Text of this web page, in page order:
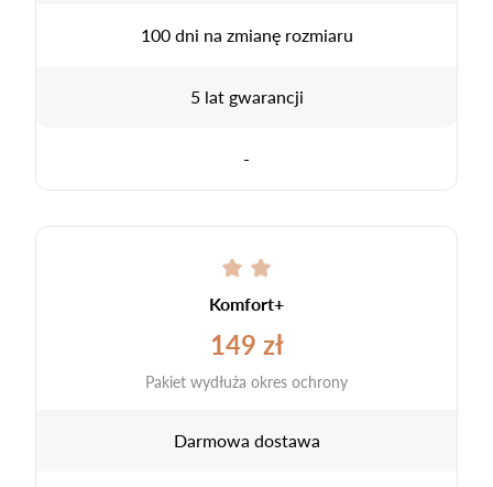
100 dni na zmianę rozmiaru
5 lat gwarancji
-
Komfort+
149 zł
Pakiet wydłuża okres ochrony
Darmowa dostawa